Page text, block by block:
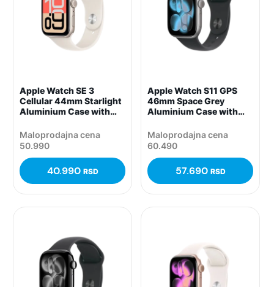
Apple Watch SE 3
Cellular 44mm Starlight
Aluminium Case with
S/M, (mepe4rk/a)
Maloprodajna cena
50.990
40.990 RSD
Apple Watch S11 GPS
46mm Space Grey
Aluminium Case with
(mev44rk/a)
Maloprodajna cena
60.490
57.690 RSD